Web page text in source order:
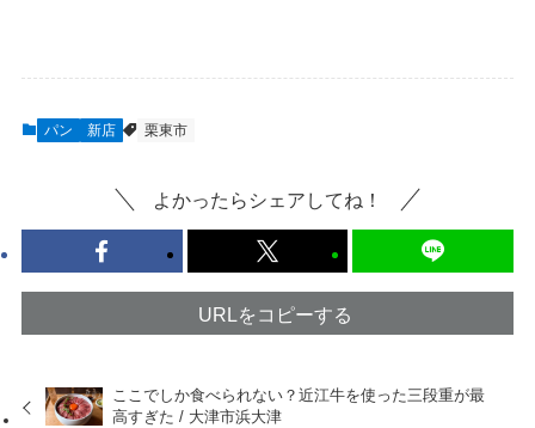
パン 新店 栗東市
よかったらシェアしてね！
URLをコピーする
ここでしか食べられない？近江牛を使った三段重が最
高すぎた / 大津市浜大津